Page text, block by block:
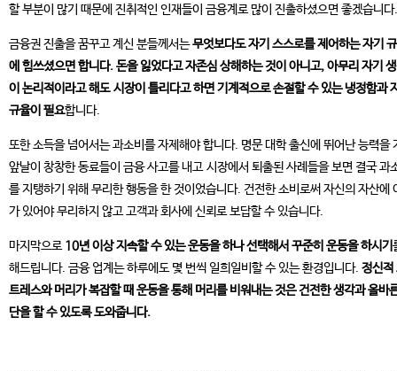
할 부분이 많기 때문에 진취적인 인재들이 금융계로 많이 진출하셨으면 좋겠습니다.
금융권 진출을 꿈꾸고 계신 분들께서는무엇보다도 자기 스스로를 제어하는 자기
에 힘쓰셨으면 합니다. 돈을 잃었다고 자존심 상해하는 것이 아니고, 아무리 자기
이 논리적이라고 해도 시장이 틀리다고 하면 기계적으로 손절할 수 있는 냉정함과
규율이 필요합니다.
또한 소득을 넘어서는 과소비를 자제해야 합니다. 명문 대학 출신에 뛰어난 능력을
앞날이 창창한 동료들이 금융 사고를 내고 시장에서 퇴출된 사례들을 보면 결국 과
를 지탱하기 위해 무리한 행동을 한 것이었습니다. 건전한 소비로써 자신의 자산에
가 있어야 무리하지 않고 고객과 회사에 신뢰로 보답할 수 있습니다.
마지막으로10년 이상 지속할 수 있는 운동을 하나 선택해서 꾸준히 운동을 하시기
해드립니다. 금융 업계는 하루에도 몇 번씩 일희일비할 수 있는 환경입니다. 정신적
트레스와 머리가 복잡할 때 운동을 통해 머리를 비워내는 것은 건전한 생각과 올바
단을 할 수 있도록 도와줍니다.